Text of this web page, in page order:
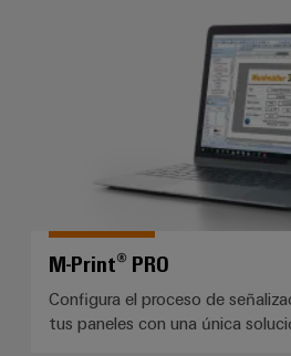
M-Print® PRO
Configura el proceso de
tus paneles con una única